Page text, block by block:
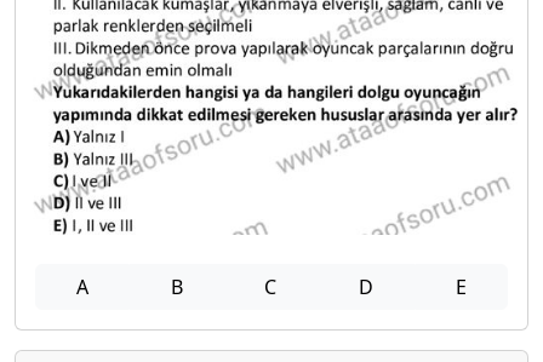
A B C D E